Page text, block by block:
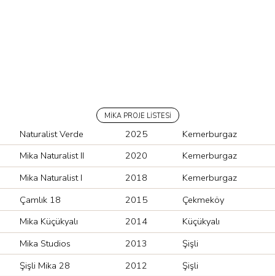
MİKA PROJE LİSTESİ
Naturalist Verde 2025
Kemerburgaz
Mika Naturalist II
2020
Kemerburgaz
Mika Naturalist I
2018
Kemerburgaz
Çamlık 18
2015
Çekmeköy
Mika Küçükyalı
2014
Küçükyalı
Mika Studios
2013
Şişli
Şişli Mika 28
2012
Şişli